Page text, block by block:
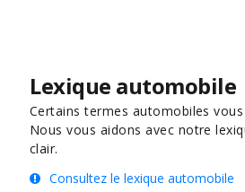
Lexique automobile
Certains termes automobiles
Nous vous aidons avec notre
clair.
Consultez le lexique automobile